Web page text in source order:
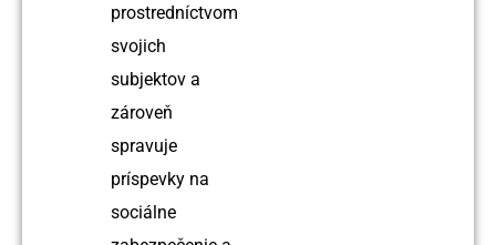
prostredníctvom
svojich
subjektov a
zároveň
spravuje
príspevky na
sociálne